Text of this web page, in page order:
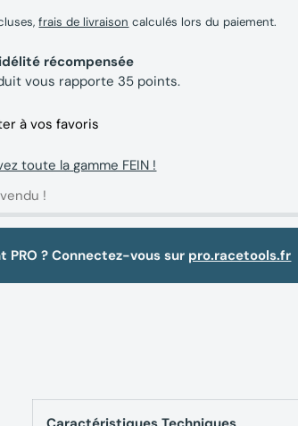
frais de livraison calculés lors du paiement.
récompensée
vous rapporte35 points.
à vos favoris
toute la gamme FEIN !
!
PRO ? Connectez-vous sur pro.racetools.fr